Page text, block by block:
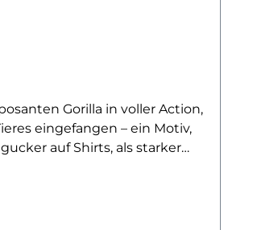
Gorilla in voller Action,
eingefangen – ein Motiv,
auf Shirts, als starker